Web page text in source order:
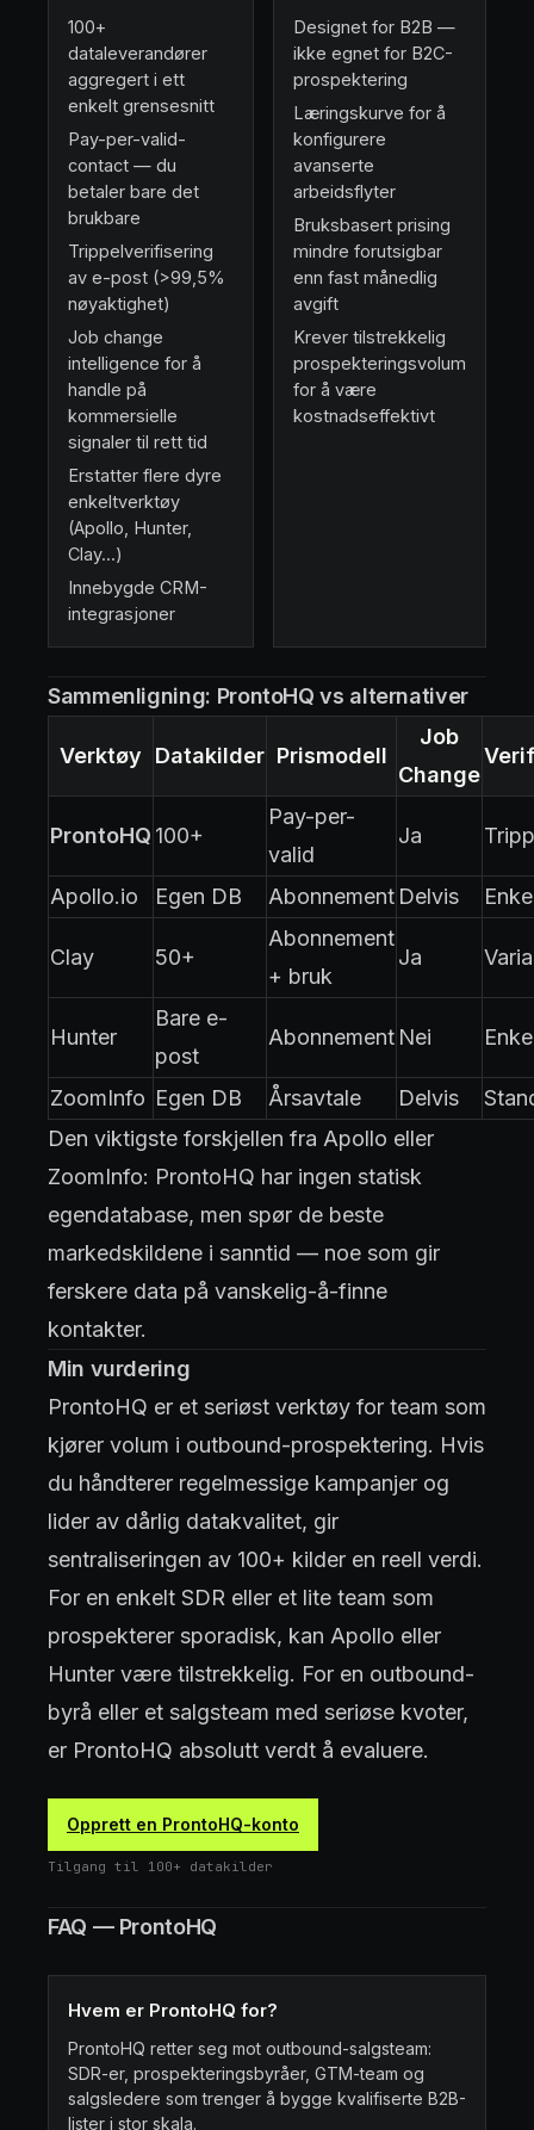
100+
dataleverandører
aggregert i ett
enkelt grensesnitt
Pay-per-valid-
contact — du
betaler bare det
brukbare
Trippelverifisering
av e-post (>99,5%
nøyaktighet)
Job change
intelligence for å
handle på
kommersielle
signaler til rett tid
Erstatter flere dyre
enkeltverktøy
(Apollo, Hunter,
Clay...)
Innebygde CRM-
integrasjoner
Designet for B2B —
ikke egnet for B2C-
prospektering
Læringskurve for å
konfigurere
avanserte
arbeidsflyter
Bruksbasert prising
mindre forutsigbar
enn fast månedlig
avgift
Krever tilstrekkelig
prospekteringsvolum
for å være
kostnadseffektivt
Sammenligning: ProntoHQ vs alternativer
Verktøy Datakilder Prismodell
Job
Change
ProntoHQ 100+
Pay-per-
valid
Ja
Apollo.io Egen DB Abonnement Delvis
Clay 50+
Abonnement
+ bruk
Ja
Hunter
Bare e-
post
Abonnement Nei
ZoomInfo Egen DB Årsavtale Delvis
Den viktigste forskjellen fra Apollo eller
ZoomInfo: ProntoHQ har ingen statisk
egendatabase, men spør de beste
markedskildene i sanntid — noe som gir
ferskere data på vanskelig-å-finne
kontakter.
Min vurdering
ProntoHQ er et seriøst verktøy for team som
kjører volum i outbound-prospektering. Hvis
du håndterer regelmessige kampanjer og
lider av dårlig datakvalitet, gir
sentraliseringen av 100+ kilder en reell verdi.
For en enkelt SDR eller et lite team som
prospekterer sporadisk, kan Apollo eller
Hunter være tilstrekkelig. For en outbound-
byrå eller et salgsteam med seriøse kvoter,
er ProntoHQ absolutt verdt å evaluere.
Opprett en ProntoHQ-konto
Tilgang til 100+ datakilder
FAQ — ProntoHQ
Hvem er ProntoHQ for?
ProntoHQ retter seg mot outbound-salgsteam:
SDR-er, prospekteringsbyråer, GTM-team og
salgsledere som trenger å bygge kvalifiserte B2B-
lister i stor skala.